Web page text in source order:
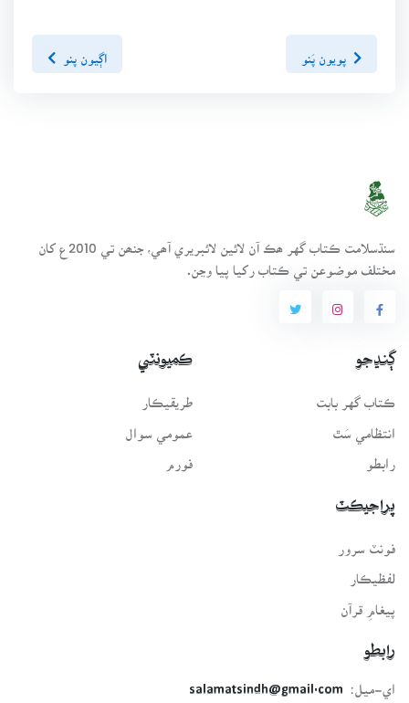
پويون پَنو اڳيون پنو
سنڌسلامت ڪتاب گهر ھڪ آن لائين لائبريري آھي، جنھن تي 2010ع کان
مختلف موضوعن تي ڪتاب رکيا پيا وڃن.
ڳنڍجو
ڪتاب گهر بابت
انتظامي سَٿ
رابطو
ڪميونٽي
طريقيڪار
عمومي سوال
فورم
پراجيڪٽ
لفظيڪار
پيغامِ قرآن
رابطو
اي-ميل:
salamatsindh@gmail.com